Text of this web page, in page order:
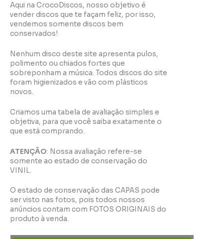
Aqui na CrocoDiscos, nosso objetivo é
vender discos que te façam feliz, por isso,
vendemos somente discos bem
conservados!
Nenhum disco deste site apresenta pulos,
polimento ou chiados fortes que
sobreponham a música. Todos discos do site
foram higienizados e vão com plásticos
novos.
Criamos uma tabela de avaliação simples e
objetiva, para que você saiba exatamente o
que está comprando.
ATENÇÃO: Nossa avaliação refere-se
somente ao estado de conservação do
VINIL.
O estado de conservação das CAPAS pode
ser visto nas fotos, pois todos nossos
anúncios contam com FOTOS ORIGINAIS do
produto à venda.